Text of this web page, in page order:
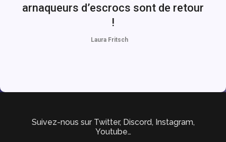
arnaqueurs d’escrocs sont de retour
!
Laura Fritsch
Suivez-nous sur Twitter, Discord, Instagram,
Youtube…